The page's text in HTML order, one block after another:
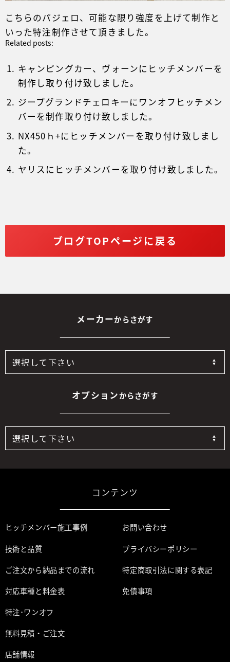
こちらのパジェロ、可能な限り強度を上げて制作と
いった特注制作させて頂きました。
Related posts:
キャンピングカー、ヴォーンにヒッチメンバーを
制作し取り付け致しました。
ジープグランドチェロキーにワンオフヒッチメン
バーを制作取り付け致しました。
NX450ｈ+にヒッチメンバーを取り付け致しまし
た。
ヤリスにヒッチメンバーを取り付け致しました。
ブログTOPページに戻る
メーカーからさがす
オプションからさがす
コンテンツ
ヒッチメンバー施工事例
技術と品質
ご注文から納品までの流れ
対応車種と料金表
特注･ワンオフ
無料見積・ご注文
店舗情報
お問い合わせ
プライバシーポリシー
特定商取引法に関する表記
免債事項